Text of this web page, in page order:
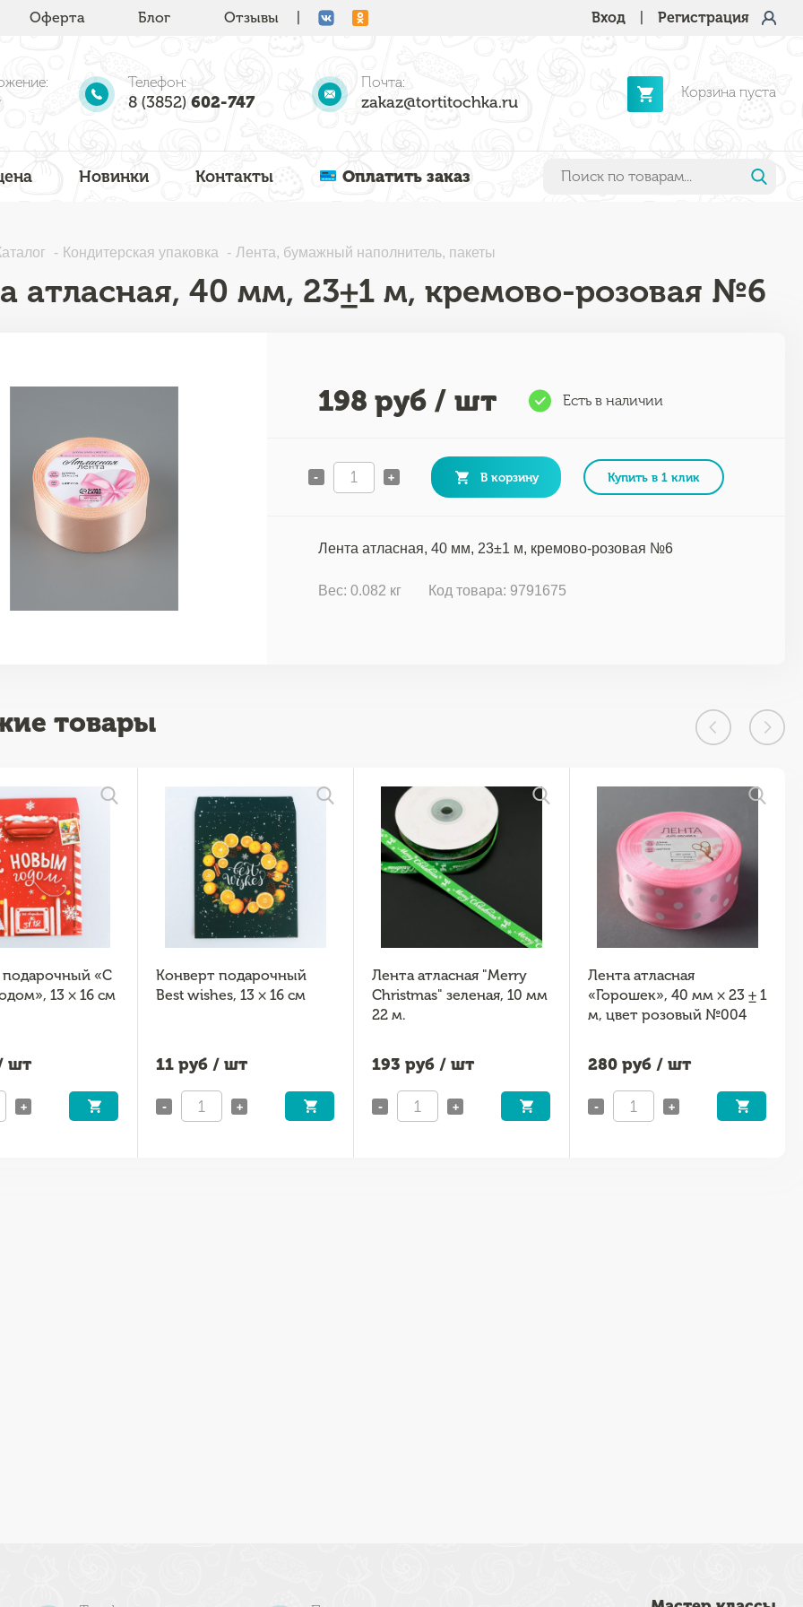
Оферта Блог Отзывы Вход Регистрация
Телефон:
8 (3852) 602-747
Почта:
zakaz@tortitochka.ru
Корзина пуста
Новинки Контакты Оплатить заказ
Кондитерская упаковка Лента, бумажный наполнитель, пакеты
атласная, 40 мм, 23±1 м, кремово-розовая №6
198 руб / шт Есть в наличии
- + В корзину Купить в 1 клик
Лента атласная, 40 мм, 23±1 м, кремово-розовая №6
Вес: 0.082 кг Код товара: 9791675
товары
подарочный «С
13 × 16 см
шт
+
Конверт подарочный
Best wishes, 13 × 16 см
11 руб / шт
- +
Лента атласная "Merry
Christmas" зеленая, 10 мм
22 м.
193 руб / шт
- +
Лента атласная
«Горошек», 40 мм × 23 ± 1
м, цвет розовый №004
280 руб / шт
- +